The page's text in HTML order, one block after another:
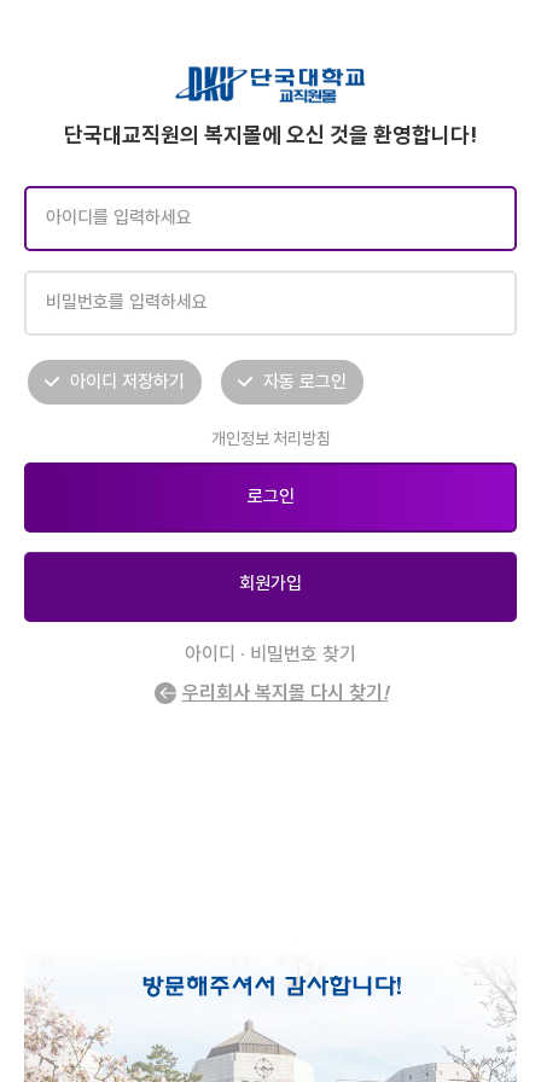
단국대교직원의 복지몰에 오신 것을 환영합니다!
아이디 저장하기 자동 로그인
개인정보 처리방침
회원가입
아이디 · 비밀번호 찾기
우리회사 복지몰 다시 찾기 !